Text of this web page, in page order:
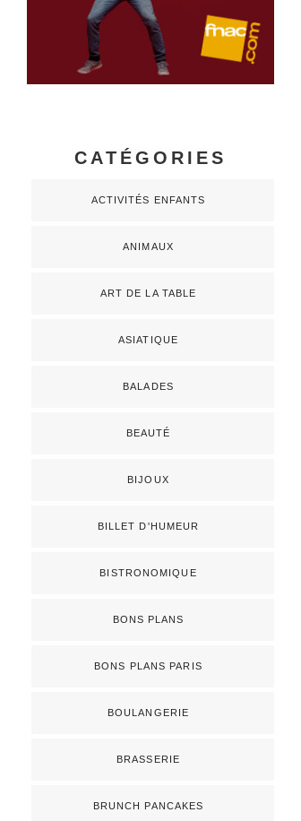
CATÉGORIES
ACTIVITÉS ENFANTS
ANIMAUX
ART DE LA TABLE
ASIATIQUE
BALADES
BEAUTÉ
BIJOUX
BILLET D'HUMEUR
BISTRONOMIQUE
BONS PLANS
BONS PLANS PARIS
BOULANGERIE
BRASSERIE
BRUNCH PANCAKES